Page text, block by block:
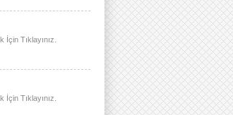
İçin Tıklayınız.
İçin Tıklayınız.